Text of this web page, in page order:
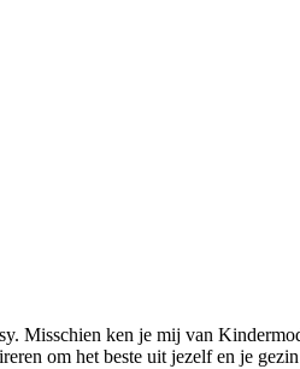
Misschien ken je mij van
om het beste uit jezelf en je